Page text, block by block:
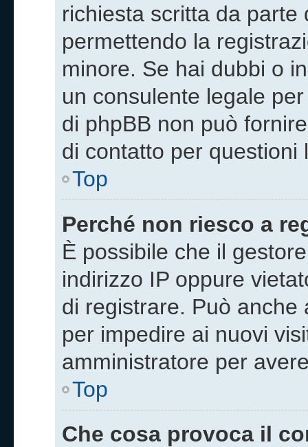
richiesta scritta da
permettendo la
minore. Se hai dubbi o
un consulente legale
di phpBB non può
di contatto per
Top
Perché non riesco a
È possibile che il
indirizzo IP oppure
di registrare. Può
per impedire ai nuovi
amministratore per
Top
Che cosa provoca il